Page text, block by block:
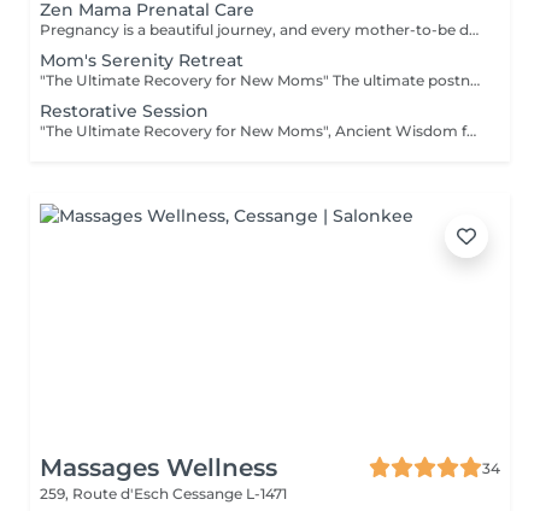
Zen Mama Prenatal Care
Pregnancy is a beautiful journey, and every mother-to-be deserves a moment of peaceful recovery. Our Zen Mama Prenatal Care is designed to gently ease muscular tension, promote overall physical comfort, and give you the quiet moment of reflection you deserve. Safe, professional, and deeply relaxing. Available for 13+ weeks of pregnancy. Special Note: This gentle wellness experience is exclusively available for mothers in their second and third trimesters (13 weeks and above). We recommend consulting your personal advisor or doctor before your first visit.
Mom's Serenity Retreat
"The Ultimate Recovery for New Moms" The ultimate postnatal comfort and relaxation experience. Gentle techniques help ease postpartum fluid retention, promote a wonderful sense of physical lightness, and encourage natural bodily harmony and relaxation. "Booking Guidelines" - Natural Birth: Recommended starting 4 weeks after delivery. - C-Section: Recommended starting 6 to 8 weeks after delivery (once you feel fully recovered and comfortable). Please consult with your doctor or personal healthcare provider prior to your first session.
Restorative Session
"The Ultimate Recovery for New Moms", Ancient Wisdom for the Modern Mother is a blend of soothing massage and warm herbal compress experience. - In Thai culture, the period following childbirth is considered a crucial time for a mother to "re-warm" her body and restore her vital energy. Our Traditional Thai Herbal Postnatal Care (known as a Yu Fai inspired ritual) is a comprehensive wellness experience designed to help new mothers recover physically and emotionally using the comforting warmth of organic Thai herbs. "Booking Guidelines" - Natural Birth: Recommended starting 4 weeks after delivery. - C-Section: Recommended starting 6 to 8 weeks after delivery (once you feel fully recovered and comfortable). Please consult with your doctor or personal healthcare provider prior to your first session.
Massages Wellness
34
259, Route d'Esch Cessange L-1471